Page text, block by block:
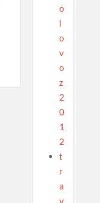
o
l
o
v
o
z
2
0
1
2
t
r
a
v